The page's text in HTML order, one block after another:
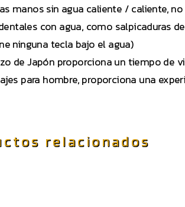
manos sin agua caliente / caliente,
con agua, como salpicaduras
ninguna tecla bajo el agua)
de Japón proporciona un tiempo de
para hombre, proporciona una
relacionados